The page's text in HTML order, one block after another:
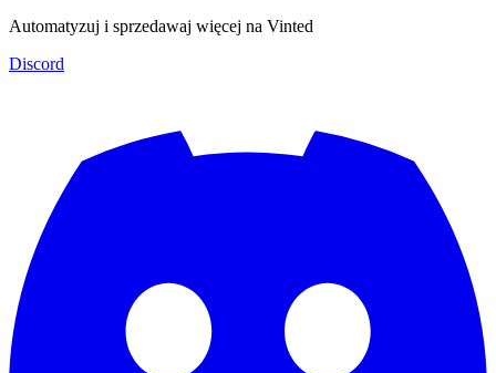
Automatyzuj i sprzedawaj więcej na Vinted
Discord